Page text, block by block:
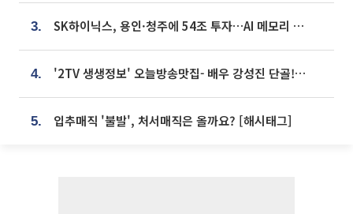
3. SK하이닉스, 용인·청주에 54조 투자…AI 메모리 생산기지 키운다
4. '2TV 생생정보' 오늘방송맛집- 배우 강성진 단골! 쌀국수ㆍ푸팟퐁 커리 맛집 '블○○○'
5. 입추매직 '불발', 처서매직은 올까요? [해시태그]